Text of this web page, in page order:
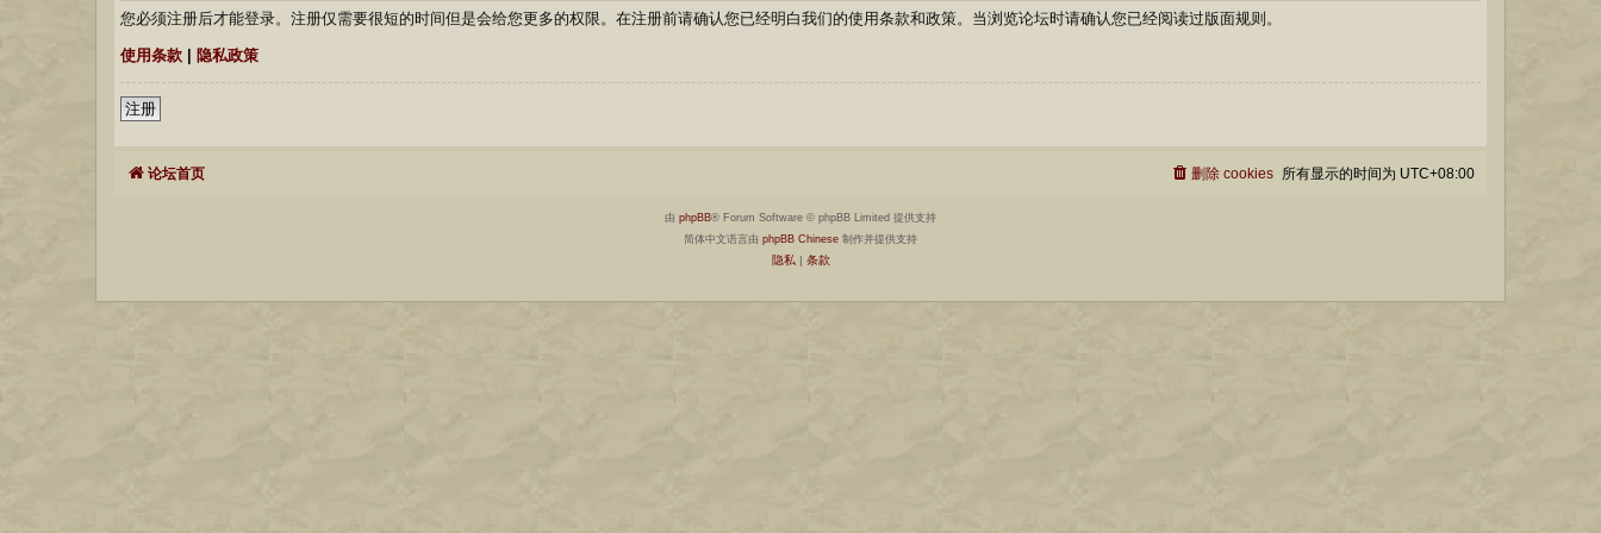
您必须注册后才能登录。注册仅需要很短的时间但是会给您更多的权限。在注册前请确认您已经明白我们的使用条款和政策。当浏览论坛时请确认您已经阅读过版面规则。
使用条款 隐私政策
注册
论坛首页 所有显示的时间为 UTC+08:00
删除 cookies
由 phpBB® Forum Software © phpBB Limited 提供支持
简体中文语言由 phpBB Chinese 制作并提供支持
隐私| 条款